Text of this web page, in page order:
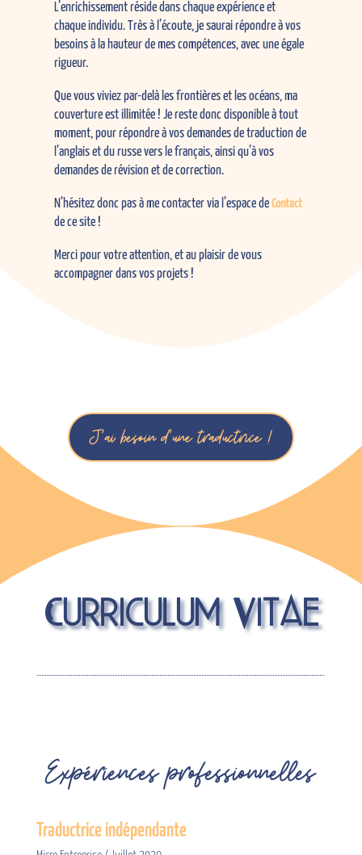
L’enrichissement réside dans chaque expérience et
chaque individu. Très à l’écoute, je saurai répondre à vos
besoins à la hauteur de mes compétences, avec une égale
rigueur.
Que vous viviez par-delà les frontières et les océans, ma
couverture est illimitée ! Je reste donc disponible à tout
moment, pour répondre à vos demandes de traduction de
l’anglais et du russe vers le français, ainsi qu’à vos
demandes de révision et de correction.
N’hésitez donc pas à me contacter via l’espace deContact
de ce site !
Merci pour votre attention, et au plaisir de vous
accompagner dans vos projets !
J'ai besoin d'une traductrice !
Curriculum Vitae
Expériences professionnelles
Traductrice indépendante